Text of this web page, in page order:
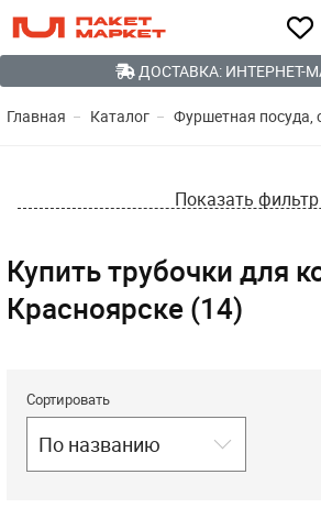
ДОСТАВКА: ИНТЕРНЕТ-
Главная Каталог Фуршетная посуда,
Показать фильтр
Купить трубочки для
Красноярске (14)
Сортировать
По названию